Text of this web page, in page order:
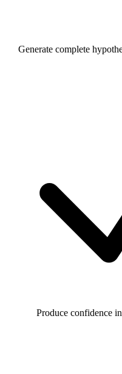
Generate complete
Produce confidence